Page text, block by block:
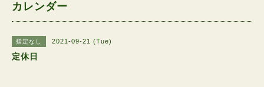
カレンダー
指定なし 2021-09-21 (Tue)
定休日